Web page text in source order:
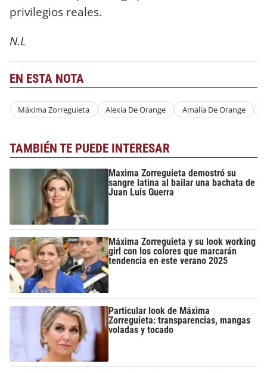
privilegios reales.
N.L
EN ESTA NOTA
Máxima Zorreguieta Alexia De Orange Amalia De Orange
TAMBIÉN TE PUEDE INTERESAR
Maxima Zorreguieta demostró su
sangre latina al bailar una bachata de
Juan Luis Guerra
Máxima Zorreguieta y su look working
girl con los colores que marcarán
tendencia en este verano 2025
Particular look de Máxima
Zorreguieta: transparencias, mangas
voladas y tocado